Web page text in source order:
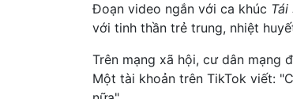
Đoạn video ngắn với ca khúc Tái
với tinh thần trẻ trung, nhiệt
Trên mạng xã hội, cư dân mạng
Một tài khoản trên TikTok viết: